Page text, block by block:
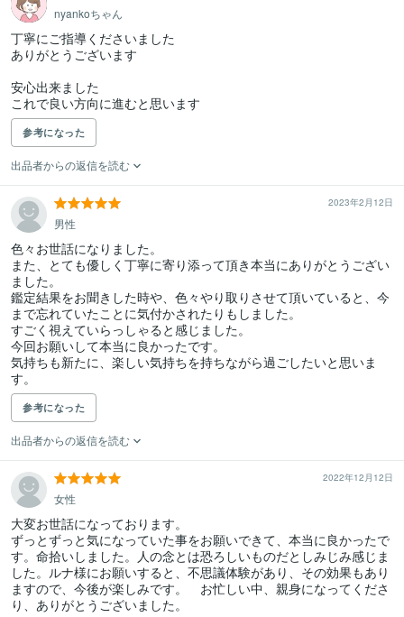
nyankoちゃん
丁寧にご指導くださいました
ありがとうございます
安心出来ました
これで良い方向に進むと思います
参考になった
出品者からの返信を読む
2023年2月12日
男性
色々お世話になりました。
また、とても優しく丁寧に寄り添って頂き本当にありがとうござい
ました。
鑑定結果をお聞きした時や、色々やり取りさせて頂いていると、今
まで忘れていたことに気付かされたりもしました。
すごく視えていらっしゃると感じました。
今回お願いして本当に良かったです。
気持ちも新たに、楽しい気持ちを持ちながら過ごしたいと思いま
す。
参考になった
出品者からの返信を読む
2022年12月12日
女性
大変お世話になっております。
ずっとずっと気になっていた事をお願いできて、本当に良かったで
す。命拾いしました。人の念とは恐ろしいものだとしみじみ感じま
した。ルナ様にお願いすると、不思議体験があり、その効果もあり
ますので、今後が楽しみです。　お忙しい中、親身になってくださ
り、ありがとうございました。